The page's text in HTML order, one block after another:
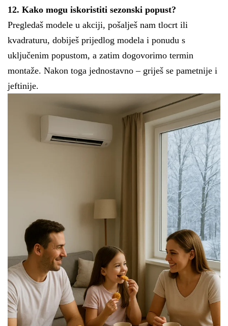
12. Kako mogu iskoristiti sezonski popust?
Pregledaš modele u akciji, pošalješ nam tlocrt ili
kvadraturu, dobiješ prijedlog modela i ponudu s
uključenim popustom, a zatim dogovorimo termin
montaže. Nakon toga jednostavno – griješ se pametnije i
jeftinije.